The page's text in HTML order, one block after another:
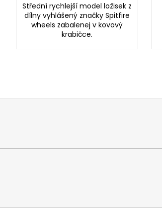
Střední rychlejší model ložisek z
dílny vyhlášený značky Spitfire
wheels zabalenej v kovový
krabičce.